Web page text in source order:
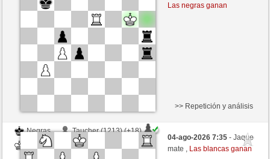
Tiempo: 9 minutes/side + 9 seconds/move
Esta partida es por puntos
Las negras ganan
Negras
Taucher (1213) (+18)
Blancas
Fliese (1256) (-18)
>> Repetición y análisis
04-ago-2026 7:35- Jaque
mate , Las blancas ganan